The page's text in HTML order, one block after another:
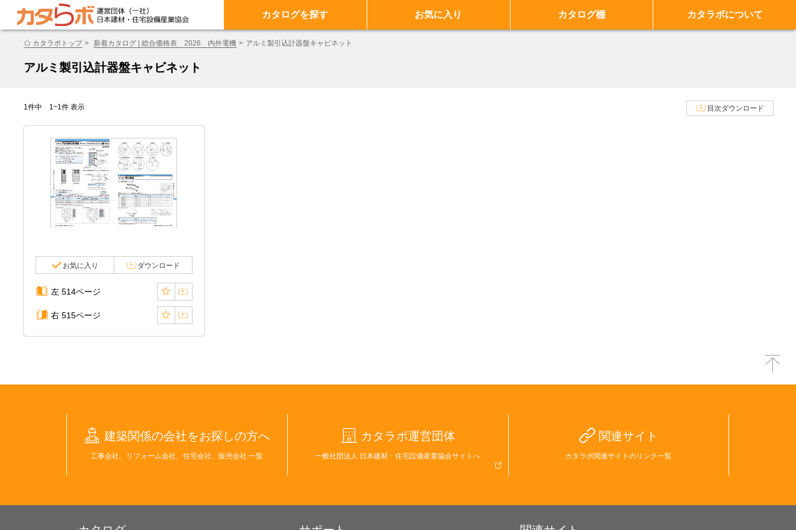
カタログを探す お気に入り カタログ棚 カタラボについて
カタラボトップ 新着カタログ | 総合価格表 2026 内外電機 アルミ製引込計器盤キャビネット
アルミ製引込計器盤キャビネット
1件中 1~1件 表示 目次ダウンロード
お気に入り ダウンロード
左 514ページ
右 515ページ
建築関係の会社をお探しの方へ
工事会社、リフォーム会社、住宅会社、販売会社 一覧
カタラボ運営団体
一般社団法人 日本建材・住宅設備産業協会サイトへ
関連サイト
カタラボ関連サイトのリンク一覧